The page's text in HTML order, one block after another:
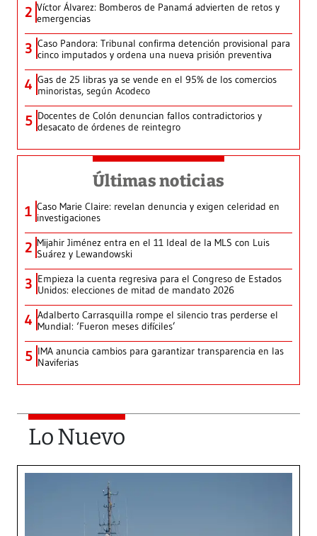
2 Víctor Álvarez: Bomberos de Panamá advierten de retos y
emergencias
3 Caso Pandora: Tribunal confirma detención provisional para
cinco imputados y ordena una nueva prisión preventiva
4 Gas de 25 libras ya se vende en el 95% de los comercios
minoristas, según Acodeco
5 Docentes de Colón denuncian fallos contradictorios y
desacato de órdenes de reintegro
Últimas noticias
1 Caso Marie Claire: revelan denuncia y exigen celeridad en
investigaciones
2 Mijahir Jiménez entra en el 11 Ideal de la MLS con Luis
Suárez y Lewandowski
3 Empieza la cuenta regresiva para el Congreso de Estados
Unidos: elecciones de mitad de mandato 2026
4 Adalberto Carrasquilla rompe el silencio tras perderse el
Mundial: ‘Fueron meses difíciles’
5 IMA anuncia cambios para garantizar transparencia en las
Naviferias
Lo Nuevo